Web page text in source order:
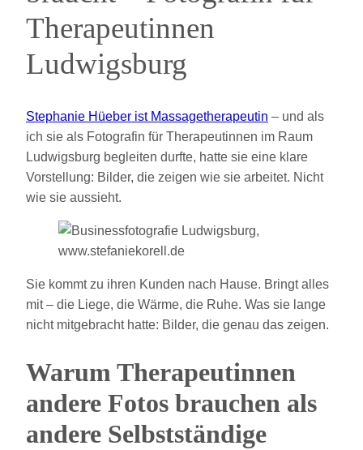
Therapeutinnen
Ludwigsburg
Stephanie Hüeber ist Massagetherapeutin – und als
ich sie als Fotografin für Therapeutinnen im Raum
Ludwigsburg begleiten durfte, hatte sie eine klare
Vorstellung: Bilder, die zeigen wie sie arbeitet. Nicht
wie sie aussieht.
Sie kommt zu ihren Kunden nach Hause. Bringt alles
mit – die Liege, die Wärme, die Ruhe. Was sie lange
nicht mitgebracht hatte: Bilder, die genau das zeigen.
Warum Therapeutinnen
andere Fotos brauchen als
andere Selbstständige